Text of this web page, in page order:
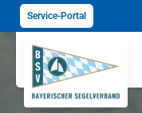
Service-Portal